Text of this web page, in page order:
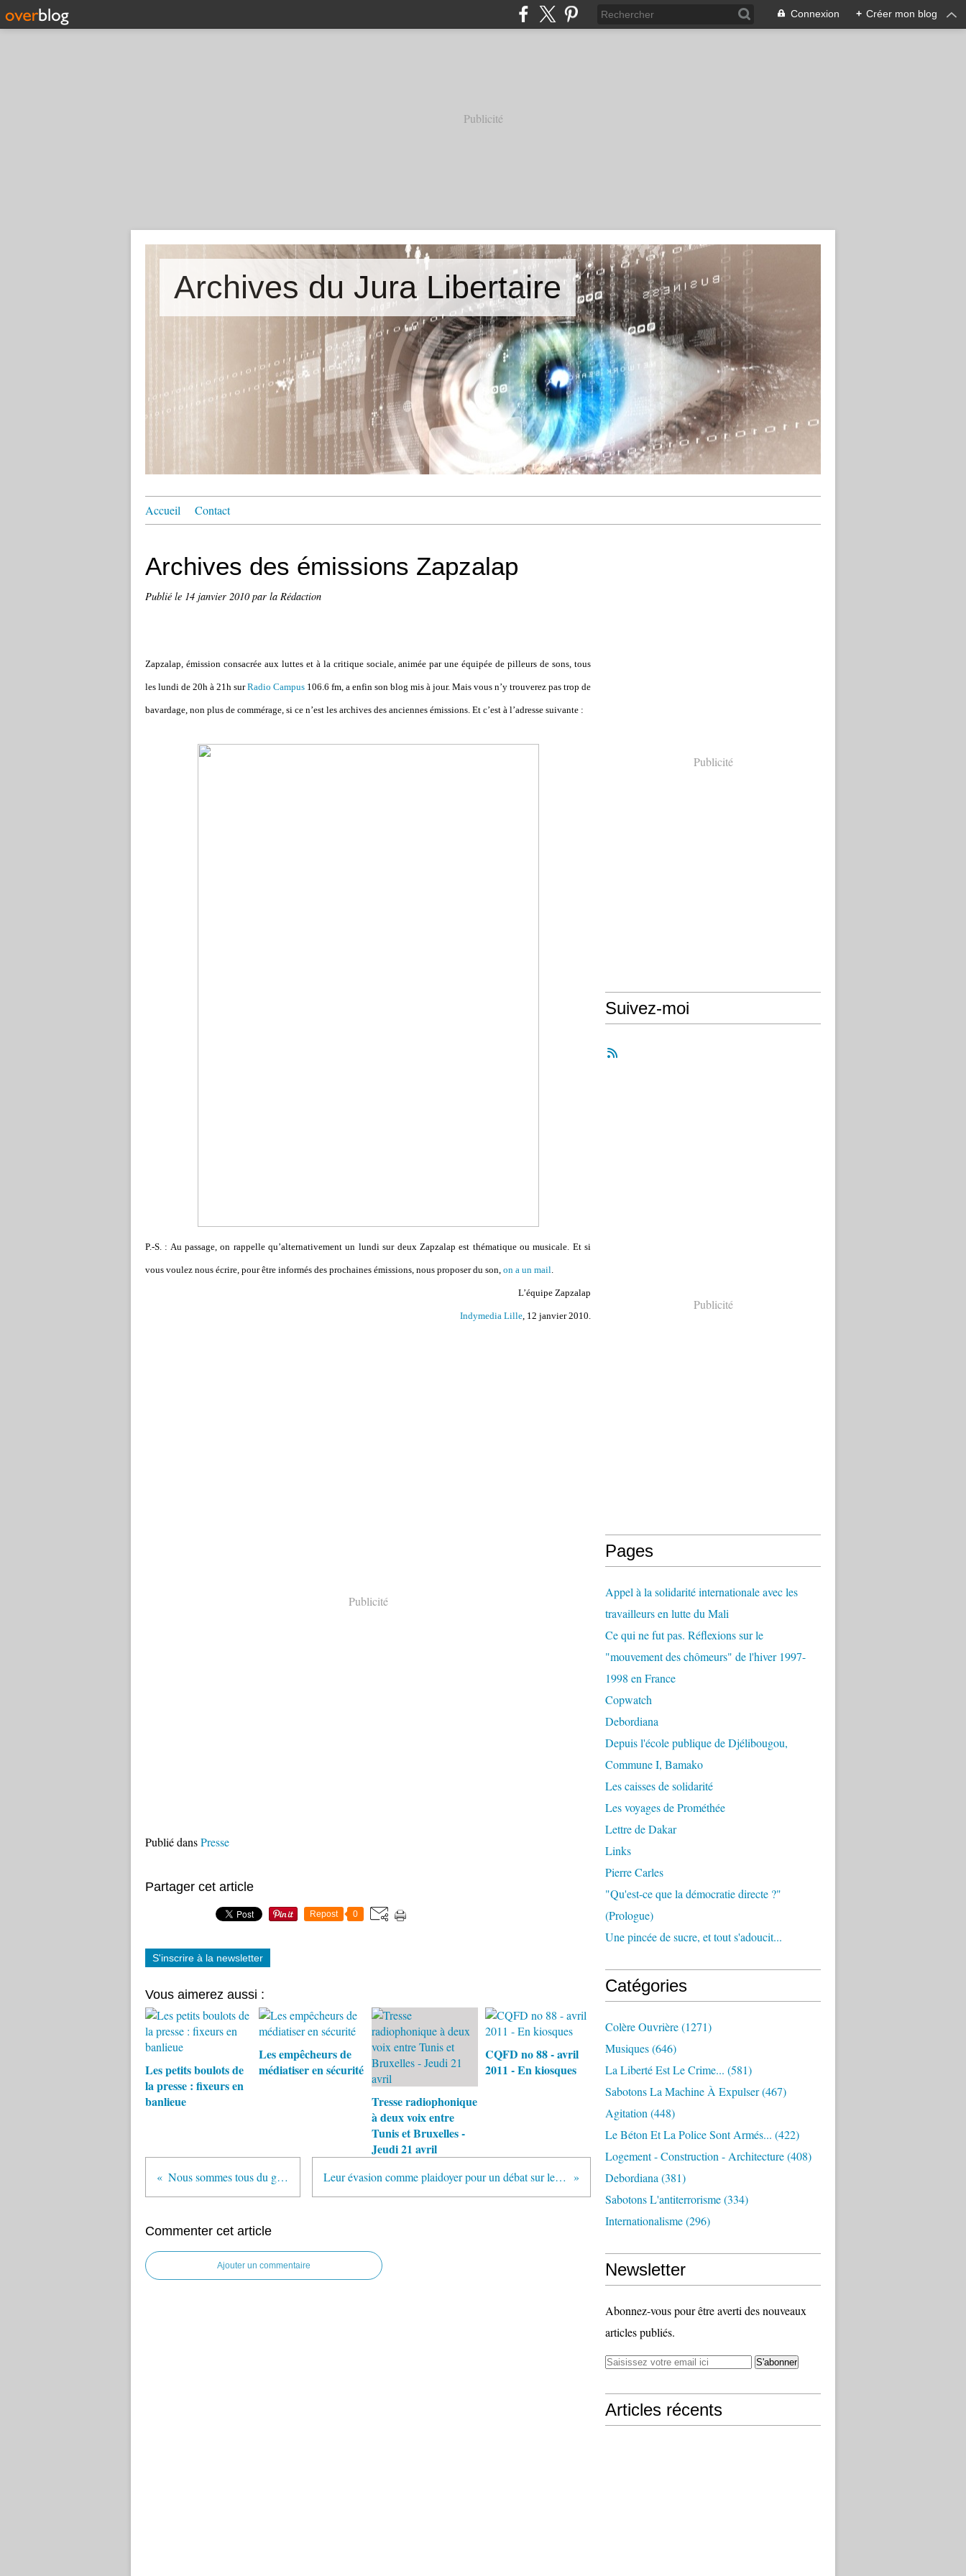
Connexion + Créer mon blog
Publicité
Archives du Jura Libertaire
Accueil Contact
Archives des émissions Zapzalap
Publié le 14 janvier 2010par la Rédaction
Zapzalap, émission consacrée aux luttes et à la critique sociale, animée par une équipée de pilleurs de sons, tous
les lundi de 20h à 21h surRadio Campus 106.6 fm, a enfin son blog mis à jour. Mais vous n’y trouverez pas trop de
bavardage, non plus de commérage, si ce n’est les archives des anciennes émissions. Et c’est à l’adresse suivante :
P.-S. : Au passage, on rappelle qu’alternativement un lundi sur deux Zapzalap est thématique ou musicale. Et si
vous voulez nous écrire, pour être informés des prochaines émissions, nous proposer du son, on a un mail.
L’équipe Zapzalap
Indymedia Lille, 12 janvier 2010.
Publicité
Publié dansPresse
Partager cet article
Repost 0
S'inscrire à la newsletter
Vous aimerez aussi :
Les petits boulots de
la presse : fixeurs en
banlieue
Les empêcheurs de
médiatiser en sécurité
Tresse radiophonique
à deux voix entre
Tunis et Bruxelles -
Jeudi 21 avril
CQFD no 88 - avril
2011 - En kiosques
Nous sommes tous du gibier à flic Leur évasion comme plaidoyer pour un débat sur le système carcéral
Commenter cet article
Ajouter un commentaire
Publicité
Suivez-moi
Publicité
Pages
Appel à la solidarité internationale avec les
travailleurs en lutte du Mali
Ce qui ne fut pas. Réflexions sur le
"mouvement des chômeurs" de l'hiver 1997-
1998 en France
Copwatch
Debordiana
Depuis l'école publique de Djélibougou,
Commune I, Bamako
Les caisses de solidarité
Les voyages de Prométhée
Lettre de Dakar
Links
Pierre Carles
"Qu'est-ce que la démocratie directe ?"
(Prologue)
Une pincée de sucre, et tout s'adoucit...
Catégories
Colère Ouvrière(1271)
Musiques(646)
La Liberté Est Le Crime... (581)
Sabotons La Machine À Expulser(467)
Agitation (448)
Le Béton Et La Police Sont Armés... (422)
Logement - Construction - Architecture(408)
Debordiana (381)
Sabotons L'antiterrorisme(334)
Internationalisme(296)
Newsletter
Abonnez-vous pour être averti des nouveaux
articles publiés.
Articles récents